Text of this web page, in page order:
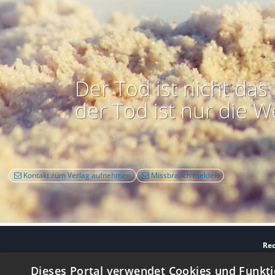
Der Tod ist nicht
der Tod ist nur die
Kontakt zum Verlag aufnehmen Missbrauch melden
Dieses Portal verwendet Cookies und